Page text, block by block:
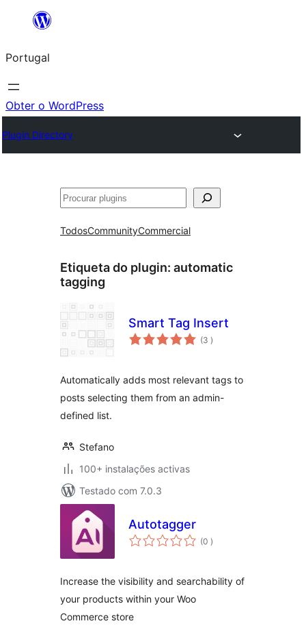
Saltar
o
conteúdo
Portugal
Obter o WordPress
Plugin Directory
Pesquisar
TodosCommunityCommercial
Etiqueta do plugin: automatic
tagging
Smart Tag Insert
(3 classificações
)
Automatically adds most relevant tags to
posts selecting them from an admin-
defined list.
Stefano
100+ instalações activas
Testado com 7.0.3
Autotagger
(0 classificações
)
Increase the visibility and searchability of
your products within your Woo
Commerce store